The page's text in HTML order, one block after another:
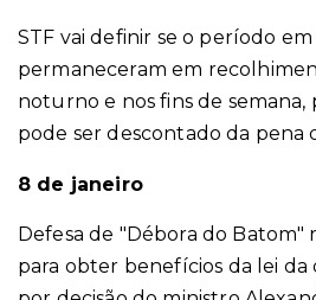
STF vai definir se o período
permaneceram em
noturno e nos fins de semana,
pode ser descontado da pena
8 de janeiro
Defesa de "Débora do Batom"
para obter benefícios da lei da